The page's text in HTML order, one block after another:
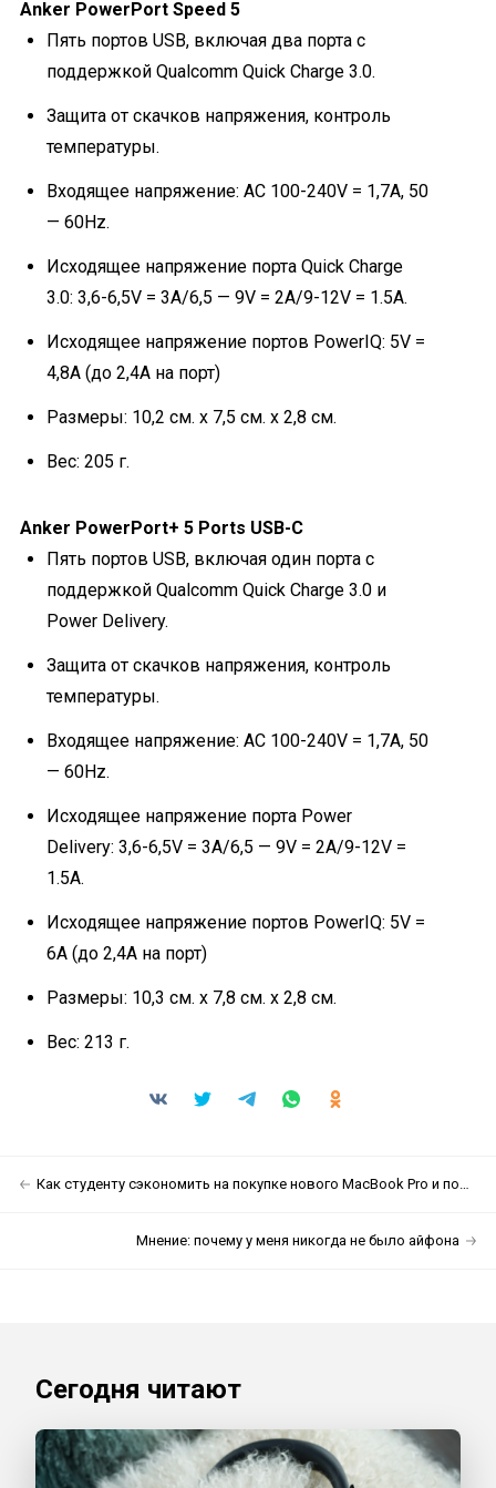
Anker PowerPort Speed 5
Пять портов USB, включая два порта с
поддержкой Qualcomm Quick Charge 3.0.
Защита от скачков напряжения, контроль
температуры.
Входящее напряжение: AC 100-240V = 1,7A, 50
— 60Hz.
Исходящее напряжение порта Quick Charge
3.0: 3,6-6,5V = 3A/6,5 — 9V = 2A/9-12V = 1.5A.
Исходящее напряжение портов PowerIQ: 5V =
4,8A (до 2,4A на порт)
Размеры: 10,2 см. x 7,5 см. x 2,8 см.
Вес: 205 г.
Anker PowerPort+ 5 Ports USB-C
Пять портов USB, включая один порта с
поддержкой Qualcomm Quick Charge 3.0 и
Power Delivery.
Защита от скачков напряжения, контроль
температуры.
Входящее напряжение: AC 100-240V = 1,7A, 50
— 60Hz.
Исходящее напряжение порта Power
Delivery: 3,6-6,5V = 3A/6,5 — 9V = 2A/9-12V =
1.5A.
Исходящее напряжение портов PowerIQ: 5V =
6A (до 2,4A на порт)
Размеры: 10,3 см. x 7,8 см. x 2,8 см.
Вес: 213 г.
Как студенту сэкономить на покупке нового MacBook Pro и получить в подарок наушники Beats
Мнение: почему у меня никогда не было айфона
Сегодня читают